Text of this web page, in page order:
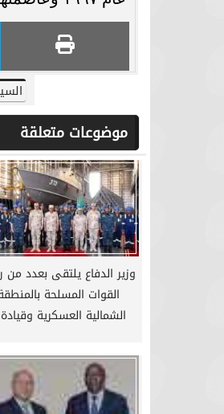
موضوعات متعلقة
وزير الدفاع يلتقى بعدد من
القوات المسلحة
الشمالية العسكرية